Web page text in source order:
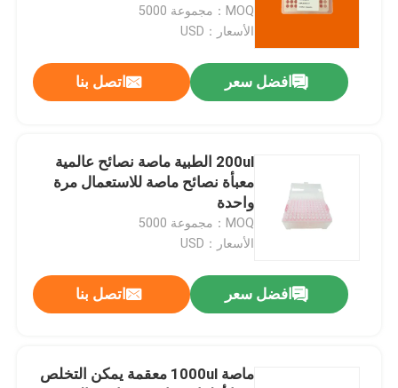
MOQ：مجموعة 5000
الأسعار：USD
افضل سعر اتصل بنا
200ul الطبية ماصة نصائح عالمية
معبأة نصائح ماصة للاستعمال مرة
واحدة
MOQ：مجموعة 5000
الأسعار：USD
افضل سعر اتصل بنا
ماصة 1000ul معقمة يمكن التخلص